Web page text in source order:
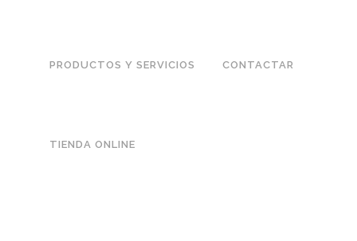
PRODUCTOS Y SERVICIOS CONTACTAR
TIENDA ONLINE